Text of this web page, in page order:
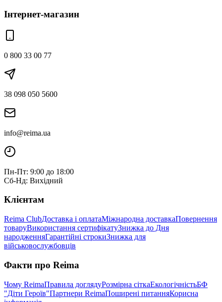
Інтернет-магазин
0 800 33 00 77
38 098 050 5600
info@reima.ua
Пн-Пт: 9:00 до 18:00
Сб-Нд: Вихідний
Клієнтам
Reima ClubДоставка і оплатаМіжнародна доставкаПовернення
товаруВикористання сертифікатуЗнижка до Дня
народженняГарантійні строкиЗнижка для
військовослужбовців
Факти про Reima
Чому ReimaПравила доглядуРозмірна сіткаЕкологічністьБФ
"Діти Героїв"Партнери ReimaПоширені питанняКорисна